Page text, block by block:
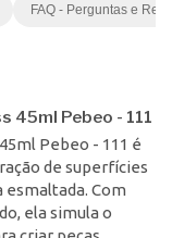
FAQ - Perguntas e
45ml Pebeo - 111
Pebeo - 111 é
de superfícies
Com
ela simula o